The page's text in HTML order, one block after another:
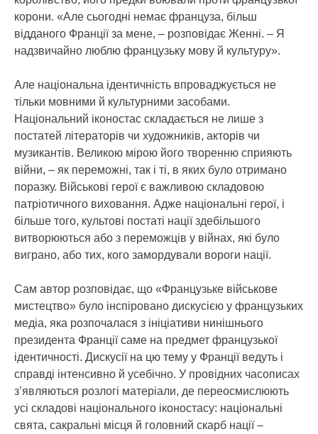
корони. «Але сьогодні немає француза, більш
відданого Франції за мене, – розповідає Женні. – Я
надзвичайно люблю французьку мову й культуру».
Але національна ідентичність впроваджується не
тільки мовними й культурними засобами.
Національний іконостас складається не лише з
постатей літераторів чи художників, акторів чи
музикантів. Великою мірою його творенню сприяють
війни, – як переможні, так і ті, в яких було отримано
поразку. Військові герої є важливою складовою
патріотичного виховання. Адже національні герої, і
більше того, культові постаті нації здебільшого
витворюються або з переможців у війнах, які було
виграно, або тих, кого замордували вороги нації.
Сам автор розповідає, що «Французьке військове
мистецтво» було інспіровано дискусією у французьких
медіа, яка розпочалася з ініціативи нинішнього
президента Франції саме на предмет французької
ідентичності. Дискусії на цю тему у Франції ведуть і
справді інтенсивно й усебічно. У провідних часописах
з’являються розлогі матеріали, де переосмислюють
усі складові національного іконостасу: національні
свята, сакральні місця й головний скарб нації –